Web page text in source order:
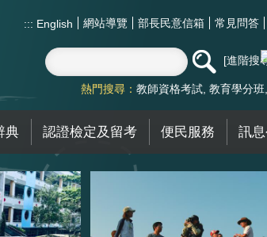
::: English 網站導覽 部長民意信箱 常見問答
進階搜
熱門搜尋： 教師資格考試 教育學分班
典 認證檢定及留考 便民服務 訊